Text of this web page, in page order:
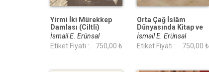
Yirmi İki Mürekkep
Damlası (Ciltli)
İsmail E. Erünsal
Etiket Fiyatı :
750,00 ₺
Orta Çağ İslâm
Dünyasında Kitap ve
Kütüphane (Ciltli)
İsmail E. Erünsal
Etiket Fiyatı :
750,00 ₺